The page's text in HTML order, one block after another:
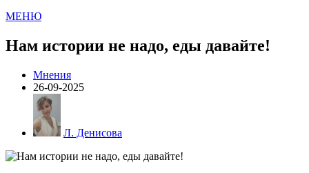
МЕНЮ
Нам истории не надо, еды давайте!
Мнения
26-09-2025
Л. Денисова